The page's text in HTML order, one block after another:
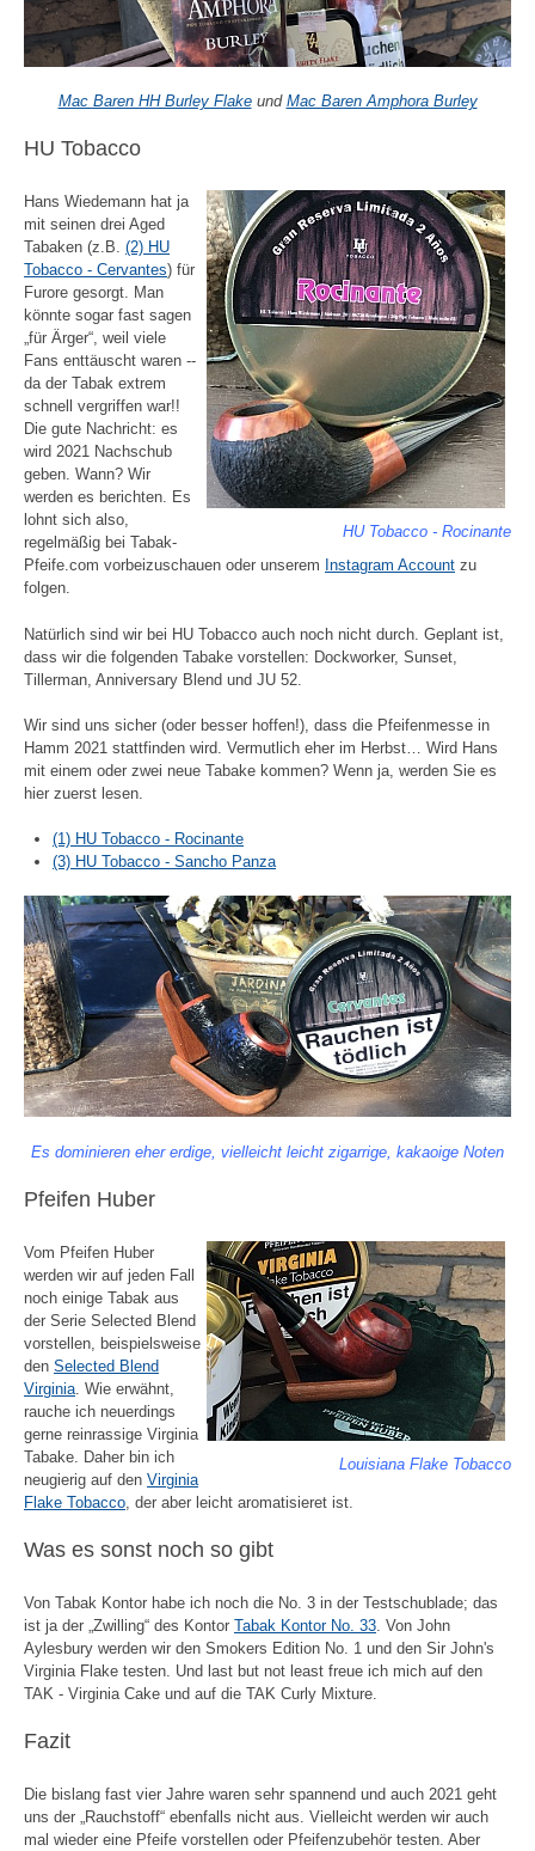
Mac Baren HH Burley Flakeund Mac Baren Amphora Burley
HU Tobacco
HU Tobacco - Rocinante
Hans Wiedemann hat ja
mit seinen drei Aged
Tabaken (z.B. (2) HU
Tobacco - Cervantes) für
Furore gesorgt. Man
könnte sogar fast sagen
„für Ärger“, weil viele
Fans enttäuscht waren --
da der Tabak extrem
schnell vergriffen war!!
Die gute Nachricht: es
wird 2021 Nachschub
geben. Wann? Wir
werden es berichten. Es
lohnt sich also,
regelmäßig bei Tabak-
Pfeife.com vorbeizuschauen oder unserem Instagram Account zu
folgen.
Natürlich sind wir bei HU Tobacco auch noch nicht durch. Geplant ist,
dass wir die folgenden Tabake vorstellen: Dockworker, Sunset,
Tillerman, Anniversary Blend und JU 52.
Wir sind uns sicher (oder besser hoffen!), dass die Pfeifenmesse in
Hamm 2021 stattfinden wird. Vermutlich eher im Herbst… Wird Hans
mit einem oder zwei neue Tabake kommen? Wenn ja, werden Sie es
hier zuerst lesen.
(1) HU Tobacco - Rocinante
(3) HU Tobacco - Sancho Panza
Es dominieren eher erdige, vielleicht leicht zigarrige, kakaoige Noten
Pfeifen Huber
Louisiana Flake Tobacco
Vom Pfeifen Huber
werden wir auf jeden Fall
noch einige Tabak aus
der Serie Selected Blend
vorstellen, beispielsweise
den Selected Blend
Virginia . Wie erwähnt,
rauche ich neuerdings
gerne reinrassige Virginia
Tabake. Daher bin ich
neugierig auf den Virginia
Flake Tobacco , der aber leicht aromatisieret ist.
Was es sonst noch so gibt
Von Tabak Kontor habe ich noch die No. 3 in der Testschublade; das
ist ja der „Zwilling“ des Kontor Tabak Kontor No. 33 . Von John
Aylesbury werden wir den Smokers Edition No. 1 und den Sir John's
Virginia Flake testen. Und last but not least freue ich mich auf den
TAK - Virginia Cake und auf die TAK Curly Mixture.
Fazit
Die bislang fast vier Jahre waren sehr spannend und auch 2021 geht
uns der „Rauchstoff“ ebenfalls nicht aus. Vielleicht werden wir auch
mal wieder eine Pfeife vorstellen oder Pfeifenzubehör testen. Aber